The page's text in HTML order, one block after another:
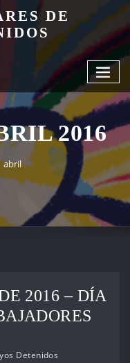
DE
2016
abril
2016 – DÍA
Detenidos